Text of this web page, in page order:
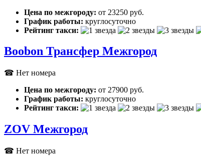
Цена по межгороду: от 23250 руб.
График работы: круглосуточно
Рейтинг такси:
Boobon Трансфер Межгород
☎ Нет номера
Цена по межгороду: от 27900 руб.
График работы: круглосуточно
Рейтинг такси:
ZOV Межгород
☎ Нет номера